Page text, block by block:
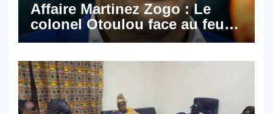
Affaire Martinez Zogo : Le
colonel Otoulou face au feu
croisé des avocats de la